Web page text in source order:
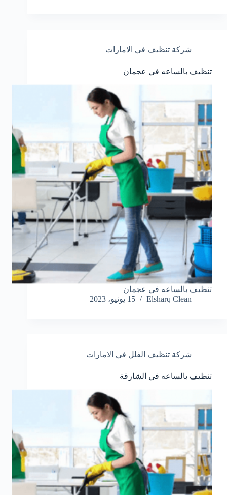
شركة تنظيف في الامارات
تنظيف بالساعه في عجمان
تنظيف بالساعه في عجمان
Elsharq Clean
15 يونيو، 2023
شركة تنظيف الفلل في الامارات
تنظيف بالساعه في الشارقة